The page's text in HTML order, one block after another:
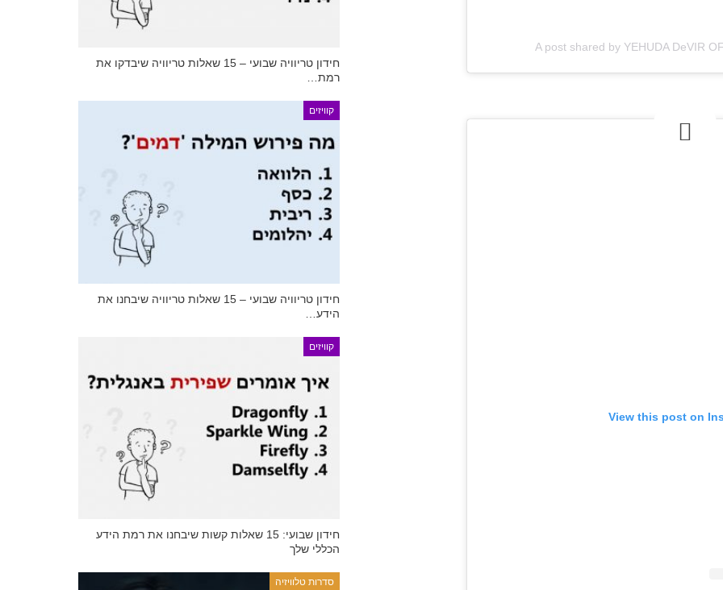
A post shared by YEHUDA DeVIR
View this post on
חידון טריוויה שבועי – 15 שאלות טריוויה שיבדקו את
רמת…
קוויזים
חידון טריוויה שבועי – 15 שאלות טריוויה שיבחנו את
הידע…
קוויזים
חידון שבועי: 15 שאלות קשות שיבחנו את רמת הידע
הכללי שלך
סדרות טלוויזיה